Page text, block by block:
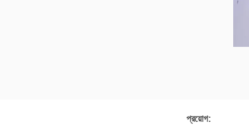
প্রয়োগ: